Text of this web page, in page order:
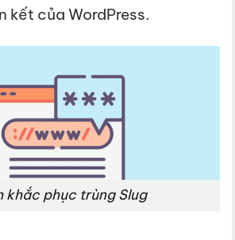
kết của WordPress.
khắc phục trùng Slug